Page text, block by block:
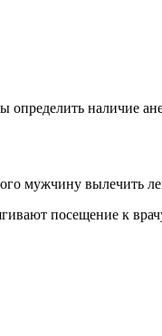
определить наличие
мужчину вылечить
посещение к